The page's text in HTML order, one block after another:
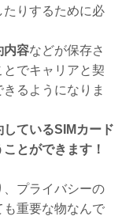
たりするために必
内容などが保存さ
でキャリアと契
るようになりま
しているSIMカード
とができます！
プライバシーの
重要な物なんで